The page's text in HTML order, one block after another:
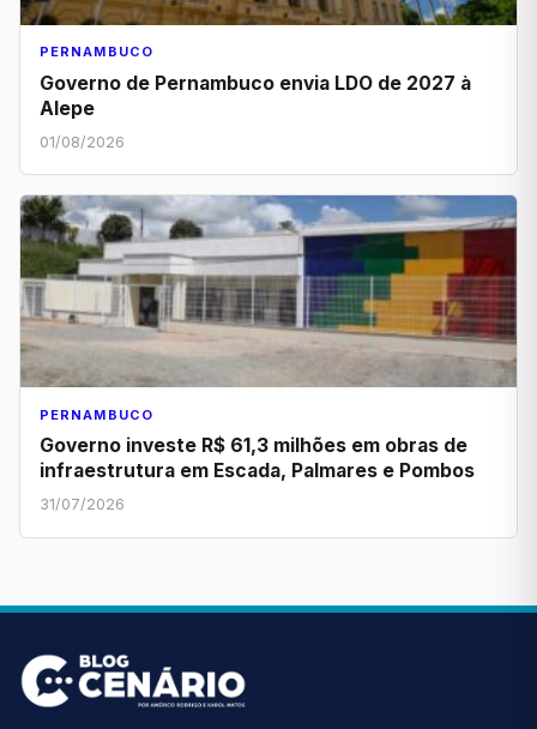
PERNAMBUCO
Governo de Pernambuco envia LDO de 2027 à
Alepe
01/08/2026
PERNAMBUCO
Governo investe R$ 61,3 milhões em obras de
infraestrutura em Escada, Palmares e Pombos
31/07/2026